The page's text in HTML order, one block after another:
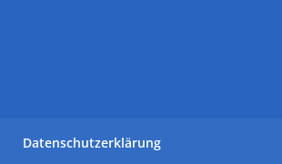
Datenschutzerklärung